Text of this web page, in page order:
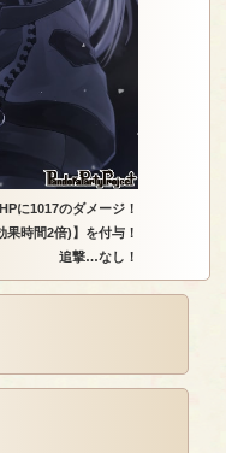
に1017のダメージ！
時間2倍)】を付与！
追撃…なし！